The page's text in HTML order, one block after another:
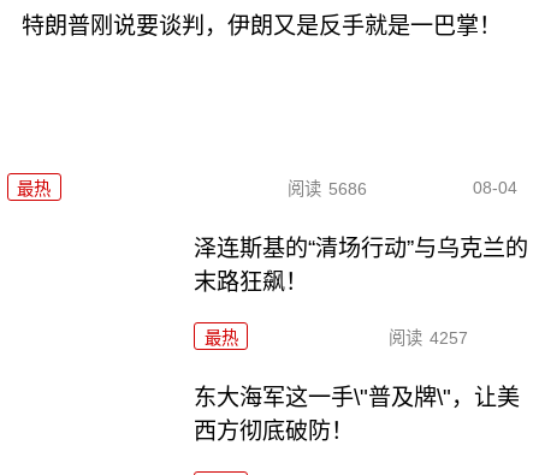
特朗普刚说要谈判，伊朗又是反手就是一巴掌！
最热 阅读 5686 08-04
泽连斯基的“清场行动”与乌克兰的
末路狂飙！
最热 阅读 4257
东大海军这一手\"普及牌\"，让美
西方彻底破防！